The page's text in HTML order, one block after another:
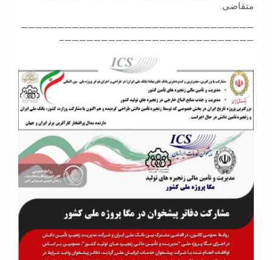
متقاضی.
————————————————————————————————
——————————————————————————–